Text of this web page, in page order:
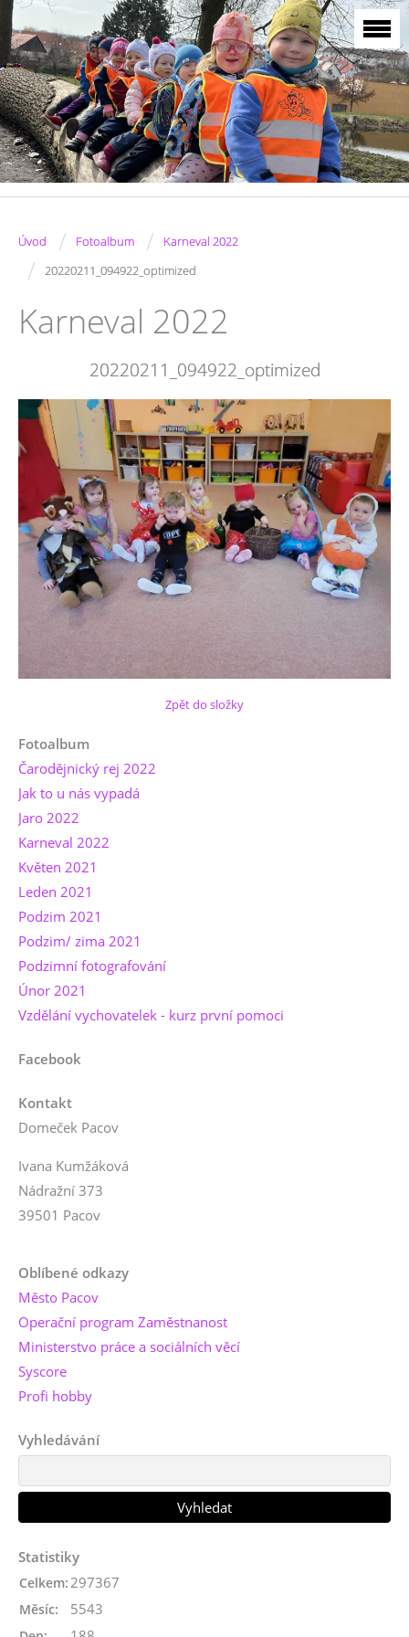
Úvod / Fotoalbum / Karneval 2022
/ 20220211_094922_optimized
Karneval 2022
20220211_094922_optimized
Zpět do složky
Fotoalbum
Čarodějnický rej 2022
Jak to u nás vypadá
Jaro 2022
Karneval 2022
Květen 2021
Leden 2021
Podzim 2021
Podzim/ zima 2021
Podzimní fotografování
Únor 2021
Vzdělání vychovatelek - kurz první pomoci
Facebook
Kontakt
Domeček Pacov
Ivana Kumžáková
Nádražní 373
39501 Pacov
Oblíbené odkazy
Město Pacov
Operační program Zaměstnanost
Ministerstvo práce a sociálních věcí
Syscore
Profi hobby
Vyhledávání
Statistiky
Celkem: 297367
Měsíc: 5543